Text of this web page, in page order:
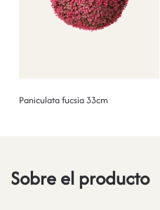
Paniculata fucsia 33cm
Sobre el producto